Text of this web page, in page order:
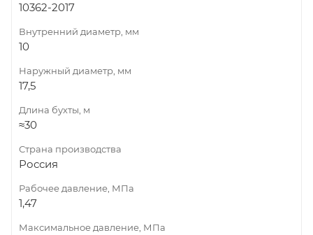
10362-2017
Внутренний диаметр, мм
10
Наружный диаметр, мм
17,5
Длина бухты, м
≈30
Страна производства
Россия
Рабочее давление, МПа
1,47
Максимальное давление, МПа